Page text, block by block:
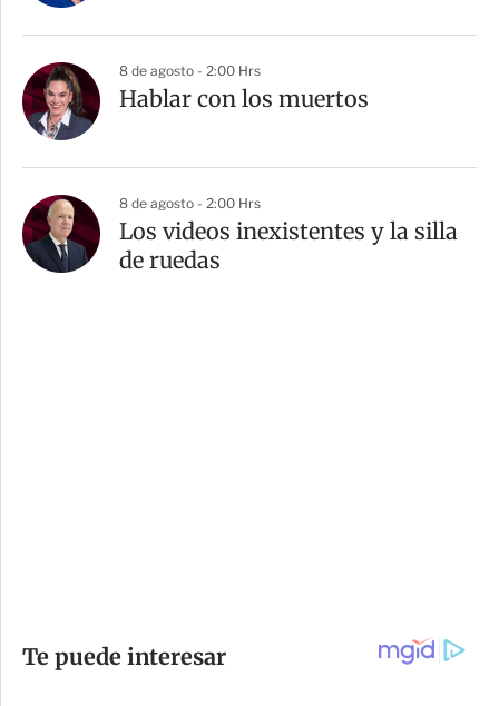
8 de agosto - 2:00 Hrs
Hablar con los muertos
8 de agosto - 2:00 Hrs
Los videos inexistentes y la silla
de ruedas